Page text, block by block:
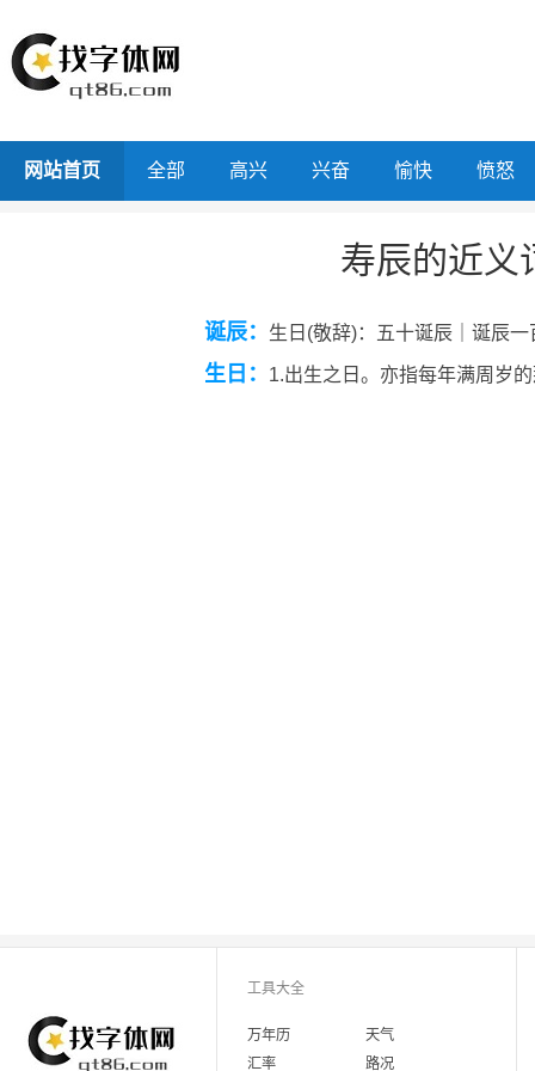
网站首页 全部 高兴 兴奋 愉快 愤怒
寿辰的近义
诞辰： 生日(敬辞)：五十诞辰｜诞辰
生日： 1.出生之日。亦指每年满周岁
工具大全
万年历
天气
汇率
路况